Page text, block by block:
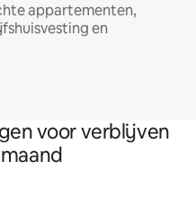
appartementen,
en
voor verblijven